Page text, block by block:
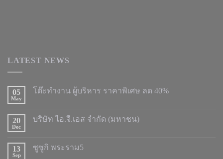
LATEST NEWS
05
May
โต๊ะทำงาน ผู้บริหาร ราคาพิเศษ ลด 40%
20
Dec
บริษัท ไอ.จี.เอส จำกัด (มหาชน)
13
Sep
ซูซูกิ พระราม5